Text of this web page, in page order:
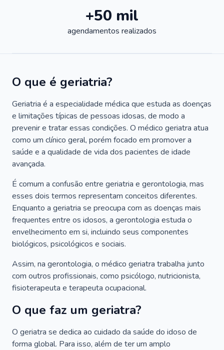
+50 mil
agendamentos realizados
O que é geriatria?
Geriatria é a especialidade médica que estuda as doenças
e limitações típicas de pessoas idosas, de modo a
prevenir e tratar essas condições. O médico geriatra atua
como um clínico geral, porém focado em promover a
saúde e a qualidade de vida dos pacientes de idade
avançada.
É comum a confusão entre geriatria e gerontologia, mas
esses dois termos representam conceitos diferentes.
Enquanto a geriatria se preocupa com as doenças mais
frequentes entre os idosos, a gerontologia estuda o
envelhecimento em si, incluindo seus componentes
biológicos, psicológicos e sociais.
Assim, na gerontologia, o médico geriatra trabalha junto
com outros profissionais, como psicólogo, nutricionista,
fisioterapeuta e terapeuta ocupacional.
O que faz um geriatra?
O geriatra se dedica ao cuidado da saúde do idoso de
forma global. Para isso, além de ter um amplo